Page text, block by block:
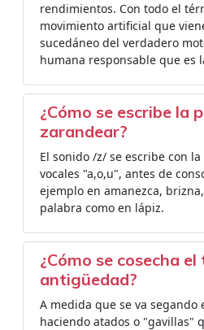
rendimientos. Con todo el
movimiento artificial que
sucedáneo del verdadero
humana responsable que es
¿Cómo se escribe la
zarandear?
El sonido /z/ se escribe con
vocales "a,o,u", antes de
ejemplo en amanezca,
palabra como en lápiz.
¿Cómo se cosecha
antigüedad?
A medida que se va segando
haciendo atados o "gavillas"